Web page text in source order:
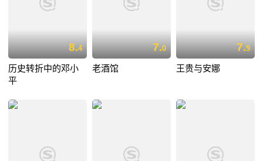
8.4
历史转折中的邓小
平
7.0
老酒馆
7.9
王贵与安娜